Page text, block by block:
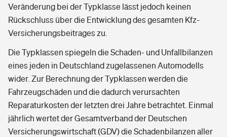
Veränderung bei der Typklasse lässt jedoch keinen
Rückschluss über die Entwicklung des gesamten Kfz-
Versicherungsbeitrages zu.
Die Typklassen spiegeln die Schaden- und Unfallbilanzen
eines jeden in Deutschland zugelassenen Automodells
wider. Zur Berechnung der Typklassen werden die
Fahrzeugschäden und die dadurch verursachten
Reparaturkosten der letzten drei Jahre betrachtet. Einmal
jährlich wertet der Gesamtverband der Deutschen
Versicherungswirtschaft (GDV) die Schadenbilanzen aller